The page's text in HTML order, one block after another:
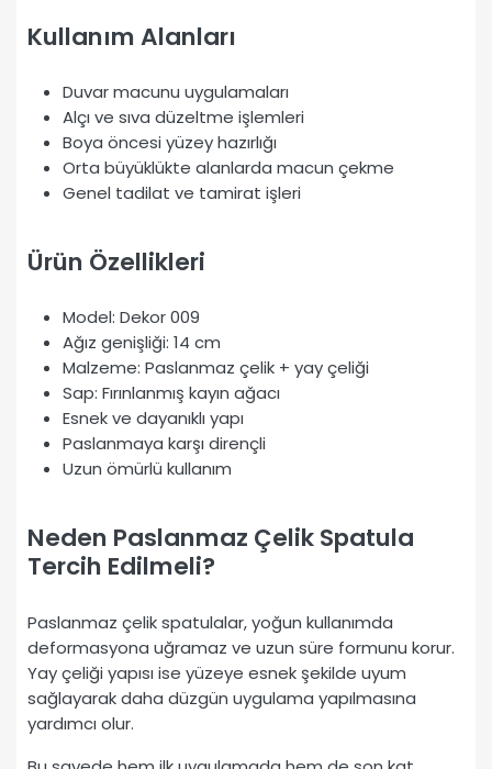
Kullanım Alanları
Duvar macunu uygulamaları
Alçı ve sıva düzeltme işlemleri
Boya öncesi yüzey hazırlığı
Orta büyüklükte alanlarda macun çekme
Genel tadilat ve tamirat işleri
Ürün Özellikleri
Model: Dekor 009
Ağız genişliği: 14 cm
Malzeme: Paslanmaz çelik + yay çeliği
Sap: Fırınlanmış kayın ağacı
Esnek ve dayanıklı yapı
Paslanmaya karşı dirençli
Uzun ömürlü kullanım
Neden Paslanmaz Çelik Spatula
Tercih Edilmeli?
Paslanmaz çelik spatulalar, yoğun kullanımda
deformasyona uğramaz ve uzun süre formunu korur.
Yay çeliği yapısı ise yüzeye esnek şekilde uyum
sağlayarak daha düzgün uygulama yapılmasına
yardımcı olur.